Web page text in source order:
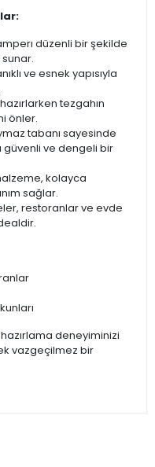
düzenli bir şekilde
ve esnek yapısıyla
tezgahın
önler.
tabanı sayesinde
güvenli ve dengeli bir
kolayca
sağlar.
restoranlar ve evde
deneyiminizi
vazgeçilmez bir